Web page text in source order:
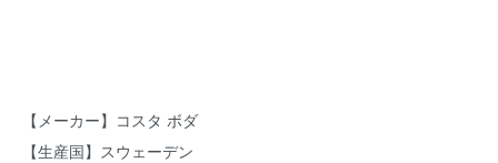
【メーカー】コスタ ボダ
【生産国】スウェーデン